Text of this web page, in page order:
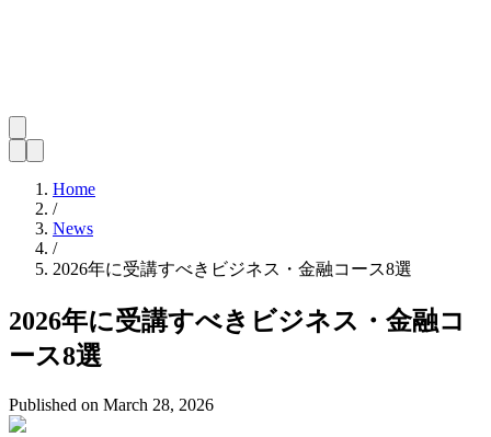
Home
/
News
/
2026年に受講すべきビジネス・金融コース8選
2026年に受講すべきビジネス・金融コ
ース8選
Published on March 28, 2026